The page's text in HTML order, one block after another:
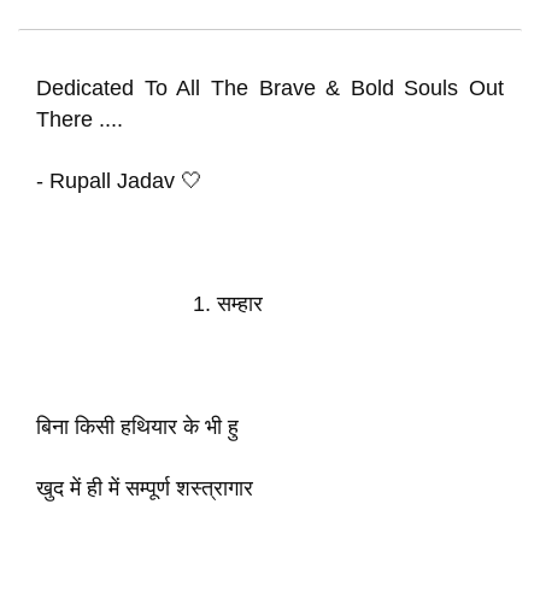
Dedicated To All The Brave & Bold Souls Out
There ....
- Rupall Jadav 🤍
1. सम्हार
बिना किसी हथियार के भी हु
खुद में ही में सम्पूर्ण शस्त्रागार